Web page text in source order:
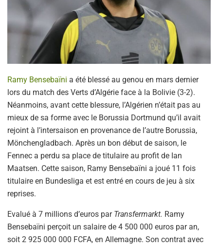
Ramy Bensebaïni a été blessé au genou en mars dernier
lors du match des Verts d’Algérie face à la Bolivie (3-2).
Néanmoins, avant cette blessure, l’Algérien n’était pas au
mieux de sa forme avec le Borussia Dortmund qu’il avait
rejoint à l’intersaison en provenance de l’autre Borussia,
Mönchengladbach. Après un bon début de saison, le
Fennec a perdu sa place de titulaire au profit de Ian
Maatsen. Cette saison, Ramy Bensebaïni a joué 11 fois
titulaire en Bundesliga et est entré en cours de jeu à six
reprises.
Evalué à 7 millions d’euros par Transfermarkt. Ramy
Bensebaïni perçoit un salaire de 4 500 000 euros par an,
soit 2 925 000 000 FCFA, en Allemagne. Son contrat avec